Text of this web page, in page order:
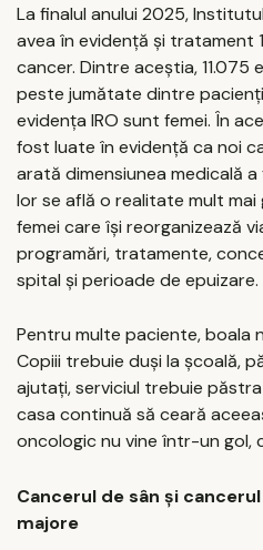
La finalul anului 2025,
avea în evidență și tratament
cancer. Dintre aceștia, 11.075
peste jumătate dintre
evidența IRO sunt femei. În
fost luate în evidență ca noi
arată dimensiunea medicală
lor se află o realitate mult
femei care își reorganizează
programări, tratamente,
spital și perioade de epuizare.
Pentru multe paciente, boala
Copiii trebuie duși la școală,
ajutați, serviciul trebuie
casa continuă să ceară
oncologic nu vine într-un gol,
Cancerul de sân și
majore